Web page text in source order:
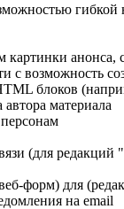
гибкой
картинки анонса,
с возможность
блоков
материала
(для
форм) для
на email